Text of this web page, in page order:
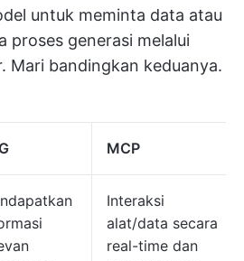
untuk meminta data atau
proses generasi melalui
Mari bandingkan keduanya.
MCP
Interaksi
alat/data secara
real-time dan